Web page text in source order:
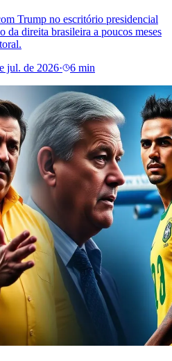
Trump no escritório presidencial
da direita brasileira a poucos meses
jul. de 2026· 6 min